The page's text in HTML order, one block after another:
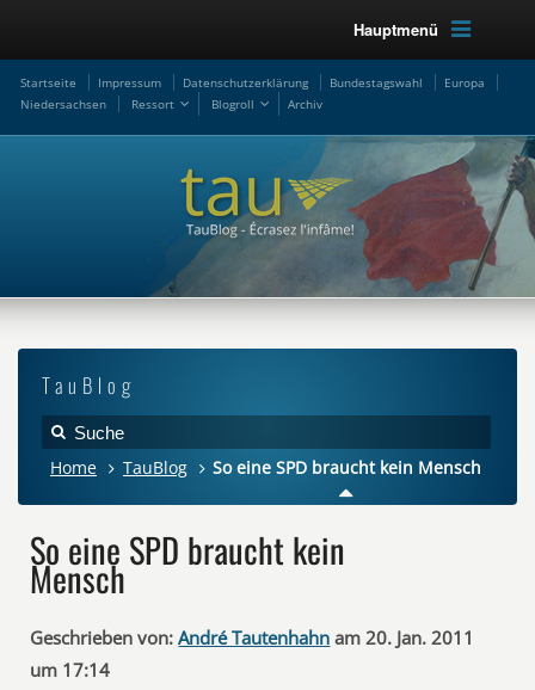
Hauptmenü
Startseite Impressum Datenschutzerklärung Bundestagswahl
Europa
Niedersachsen
Ressort Blogroll Archiv
TauBlog
Home TauBlog So eine SPD braucht kein Mensch
So eine SPD braucht kein
Mensch
Geschrieben von: André Tautenhahn am 20. Jan. 2011
um 17:14